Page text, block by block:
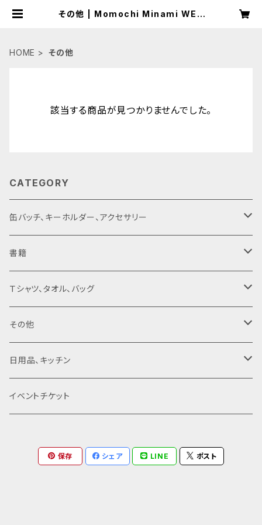
その他 | Momochi Minami WEB
HOME その他
該当する商品が見つかりませんでした。
CATEGORY
缶バッチ、キーホルダー、アクセサリー
缶バッチ
アクリルキーホルダー
スマホアクセサリー
ステッカー
マウスパッド
書籍
ライトノベル
その他
Ｔシャツ、タオル、バッグ
Ｔシャツ
タオル
パスケース
パーカー
その他
ポストカード
直筆バースデーカード
ハッピーセット
日用品、キッチン
コースター
イベントチケット
保存 シェア LINE ポスト